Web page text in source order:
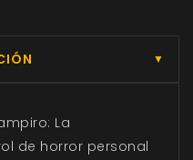
▼
La
de horror personal